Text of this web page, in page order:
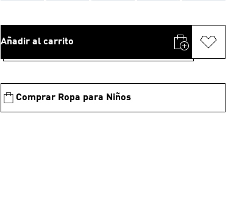
Añadir al carrito
Comprar Ropa para Niños